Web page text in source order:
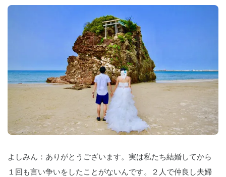
よしみん：ありがとうございます。実は私たち結婚してから
１回も言い争いをしたことがないんです。２人で仲良し夫婦